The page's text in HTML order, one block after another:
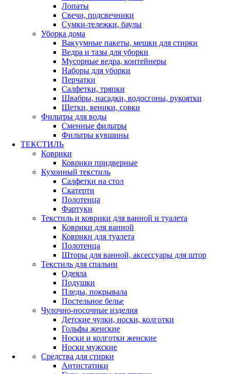
Лопаты
Свечи, подсвечники
Сумки-тележки, баулы
Уборка дома
Вакуумные пакеты, мешки для стирки
Ведра и тазы для уборки
Мусорные ведра, контейнеры
Наборы для уборки
Перчатки
Салфетки, тряпки
Швабры, насадки, водосгоны, рукоятки
Щетки, веники, совки
Фильтры для воды
Сменные фильтры
Фильтры кувшины
ТЕКСТИЛЬ
Коврики
Коврики придверные
Кухонный текстиль
Салфетки на стол
Скатерти
Полотенца
Фартуки
Текстиль и коврики для ванной и туалета
Коврики для ванной
Коврики для туалета
Полотенца
Шторы для ванной, аксессуары для штор
Текстиль для спальни
Одеяла
Подушки
Пледы, покрывала
Постельное белье
Чулочно-носочные изделия
Детские чулки, носки, колготки
Гольфы женские
Носки и колготки женские
Носки мужские
Средства для стирки
Антистатики